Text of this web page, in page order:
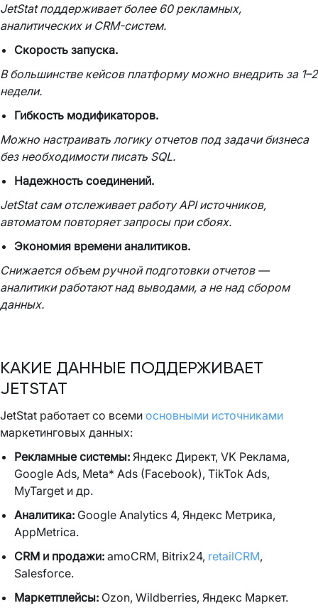
JetStat поддерживает более 60 рекламных,
аналитических и CRM-систем.
Скорость запуска.
В большинстве кейсов платформу можно внедрить за 1–2
недели.
Гибкость модификаторов.
Можно настраивать логику отчетов под задачи бизнеса
без необходимости писать SQL.
Надежность соединений.
JetStat сам отслеживает работу API источников,
автоматом повторяет запросы при сбоях.
Экономия времени аналитиков.
Снижается объем ручной подготовки отчетов —
аналитики работают над выводами, а не над сбором
данных.
КАКИЕ ДАННЫЕ ПОДДЕРЖИВАЕТ
JETSTAT
JetStat работает со всеми основными источниками
маркетинговых данных:
Рекламные системы: Яндекс Директ, VK Реклама,
Google Ads, Meta* Ads (Facebook), TikTok Ads,
MyTarget и др.
Аналитика: Google Analytics 4, Яндекс Метрика,
AppMetrica.
CRM и продажи: amoCRM, Bitrix24, retailCRM,
Salesforce.
Маркетплейсы: Ozon, Wildberries, Яндекс Маркет.